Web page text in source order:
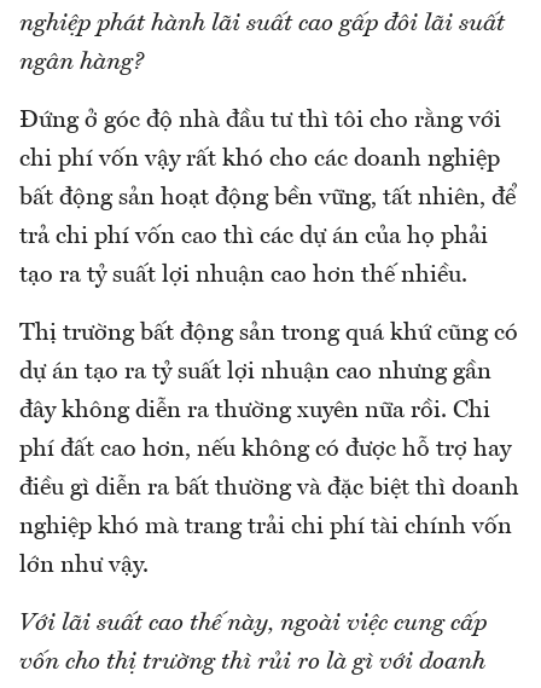
nghiệp phát hành lãi suất cao gấp đôi lãi suất
ngân hàng?
Đứng ở góc độ nhà đầu tư thì tôi cho rằng với
chi phí vốn vậy rất khó cho các doanh nghiệp
bất động sản hoạt động bền vững, tất nhiên, để
trả chi phí vốn cao thì các dự án của họ phải
tạo ra tỷ suất lợi nhuận cao hơn thế nhiều.
Thị trường bất động sản trong quá khứ cũng có
dự án tạo ra tỷ suất lợi nhuận cao nhưng gần
đây không diễn ra thường xuyên nữa rồi. Chi
phí đất cao hơn, nếu không có được hỗ trợ hay
điều gì diễn ra bất thường và đặc biệt thì doanh
nghiệp khó mà trang trải chi phí tài chính vốn
lớn như vậy.
Với lãi suất cao thế này, ngoài việc cung cấp
vốn cho thị trường thì rủi ro là gì với doanh